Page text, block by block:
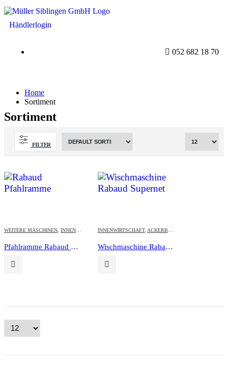
Händlerlogin
052 682 18 70
Home
Sortiment
Sortiment
FILTER
WEITERE MASCHINEN INNENWIRTSCHAFT ,OBST-UND WEINBAU
Pfahlramme Rabaud Vibrescopic
INNENWIRTSCHAFT, ACKERBAU
Wischmaschine Rabaud Supernet